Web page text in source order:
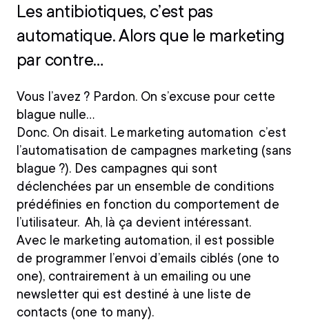
Les antibiotiques, c’est pas
automatique. Alors que le marketing
par contre…
Vous l’avez ? Pardon. On s’excuse pour cette
blague nulle…
Donc. On disait. Le marketing automation c’est
l’automatisation de campagnes marketing (sans
blague ?). Des campagnes qui sont
déclenchées par un ensemble de conditions
prédéfinies en fonction du comportement de
l’utilisateur.Ah, là ça devient intéressant.
Avec le marketing automation, il est possible
de programmer l’envoi d’emails ciblés (one to
one), contrairement à un emailing ou une
newsletter qui est destiné à une liste de
contacts (one to many).